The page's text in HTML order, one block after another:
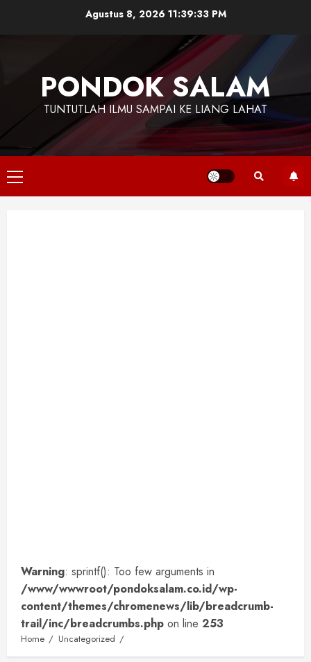
Agustus 8, 2026 11:39:33 PM
PONDOK SALAM
TUNTUTLAH ILMU SAMPAI KE LIANG LAHAT
Primary
Menu
Warning: sprintf(): Too few arguments in
/www/wwwroot/pondoksalam.co.id/wp-
content/themes/chromenews/lib/breadcrumb-
trail/inc/breadcrumbs.php on line 253
Home Uncategorized